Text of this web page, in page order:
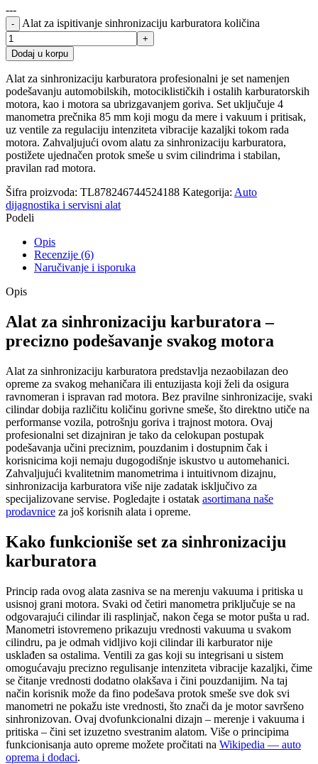
---
Alat za ispitivanje sinhronizaciju karburatora količina
Dodaj u korpu
Alat za sinhronizaciju karburatora profesionalni je set namenjen
podešavanju automobilskih, motociklističkih i ostalih karburatorskih
motora, kao i motora sa ubrizgavanjem goriva. Set uključuje 4
manometra prečnika 85 mm koji mogu da mere i vakuum i pritisak,
uz ventile za regulaciju intenziteta vibracije kazaljki tokom rada
motora. Zahvaljujući ovom alatu za sinhronizaciju karburatora,
postižete ujednačen protok smeše u svim cilindrima i stabilan,
pravilan rad motora.
Šifra proizvoda: TL878246744524188 Kategorija: Auto
dijagnostika i servisni alat
Podeli
Opis
Recenzije (6)
Naručivanje i isporuka
Opis
Alat za sinhronizaciju karburatora –
precizno podešavanje svakog motora
Alat za sinhronizaciju karburatora predstavlja nezaobilazan deo
opreme za svakog mehaničara ili entuzijasta koji želi da osigura
ravnomeran i ispravan rad motora. Bez pravilne sinhronizacije, svaki
cilindar dobija različitu količinu gorivne smeše, što direktno utiče na
performanse vozila, potrošnju goriva i trajnost motora. Ovaj
profesionalni set dizajniran je tako da celokupan postupak
podešavanja učini preciznim, pouzdanim i dostupnim čak i
korisnicima koji nemaju dugogodišnje iskustvo u automehanici.
Zahvaljujući kvalitetnim manometrima i intuitivnom dizajnu,
sinhronizacija karburatora više nije zadatak isključivo za
specijalizovane servise. Pogledajte i ostatak asortimana naše
prodavnice za još korisnih alata i opreme.
Kako funkcioniše set za sinhronizaciju
karburatora
Princip rada ovog alata zasniva se na merenju vakuuma i pritiska u
usisnoj grani motora. Svaki od četiri manometra priključuje se na
odgovarajući cilindar ili rasplinjač, nakon čega se motor pušta u rad.
Manometri istovremeno prikazuju vrednosti vakuuma u svakom
cilindru, pa je odmah vidljivo koji cilindar ili karburator nije
usklađen sa ostalima. Ventili za gas koji su integrisani u sistem
omogućavaju precizno regulisanje intenziteta vibracije kazaljki, čime
se čitanje vrednosti dodatno olakšava i čini pouzdanijim. Na taj
način korisnik može da fino podešava protok smeše sve dok svi
manometri ne pokažu iste vrednosti, što znači da je motor savršeno
sinhronizovan. Ovaj dvofunkcionalni dizajn – merenje i vakuuma i
pritiska – čini set izuzetno svestranim alatom. Više o principima
funkcionisanja auto opreme možete pročitati na Wikipedia — auto
oprema i dodaci.